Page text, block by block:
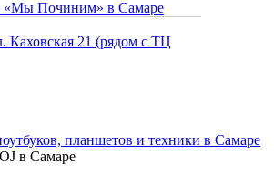
Каховская 21 (рядом с ТЦ
планшетов и техники в Самаре
в Самаре